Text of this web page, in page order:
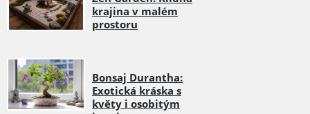
krajina v malém
prostoru
Bonsaj Durantha:
Exotická kráska s
květy i osobitým